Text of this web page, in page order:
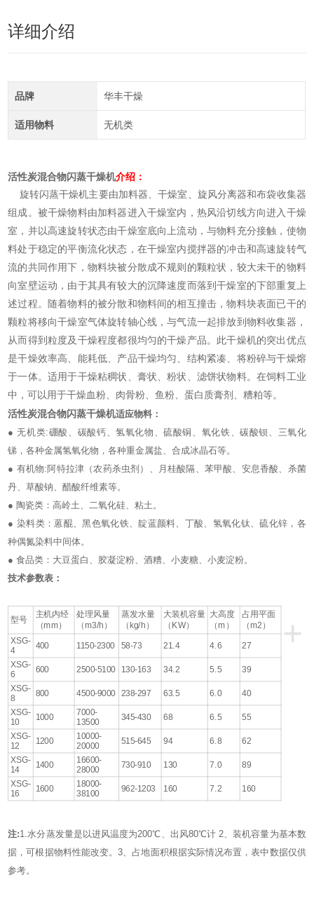
详细介绍
品牌 华丰干燥
适用物料 无机类
活性炭混合物闪蒸干燥机介绍：
旋转闪蒸干燥机主要由加料器、干燥室、旋风分离器和布袋收集器
组成。被干燥物料由加料器进入干燥室内，热风沿切线方向进入干燥
室，并以高速旋转状态由干燥室底向上流动，与物料充分接触，使物
料处于稳定的平衡流化状态，在干燥室内搅拌器的冲击和高速旋转气
流的共同作用下，物料块被分散成不规则的颗粒状，较大未干的物料
向室壁运动，由于其具有较大的沉降速度而落到干燥室的下部重复上
述过程。随着物料的被分散和物料间的相互撞击，物料块表面已干的
颗粒将移向干燥室气体旋转轴心线，与气流一起排放到物料收集器，
从而得到粒度及干燥程度都很均匀的干燥产品。此干燥机的突出优点
是干燥效率高、能耗低、产品干燥均匀、结构紧凑、将粉碎与干燥熔
于一体。适用于干燥粘稠状、膏状、粉状、滤饼状物料。在饲料工业
中，可以用于干燥血粉、肉骨粉、鱼粉、蛋白质膏剂、糟粕等。
活性炭混合物闪蒸干燥机适应物料：
● 无机类:硼酸、碳酸钙、氢氧化物、硫酸铜、氧化铁、碳酸钡、三氧化
锑，各种金属氢氧化物，各种重金属盐、合成冰晶石等。
● 有机物:阿特拉津（农药杀虫剂）、月桂酸隔、苯甲酸、安息香酸、杀菌
丹、草酸钠、醋酸纤维素等。
● 陶瓷类：高岭土、二氧化硅、粘土。
● 染料类：蒽醌、黑色氧化铁、靛蓝颜料、丁酸、氢氧化钛、硫化锌，各
种偶氮染料中间体。
● 食品类：大豆蛋白、胶凝淀粉、酒糟、小麦糖、小麦淀粉。
技术参数表：
+
型号
主机内经
（mm）
处理风量
（m3/h）
蒸发水量
（kg/h）
大装机容量
（KW）
大高度
（m）
占用平面
（m2）
XSG-
4
400 1150-2300 58-73 21.4 4.6 27
XSG-
6
600 2500-5100 130-163 34.2 5.5 39
XSG-
8
800 4500-9000 238-297 63.5 6.0 40
XSG-
10
1000 7000-
13500
345-430 68 6.5 55
XSG-
12
1200
10000-
20000
515-645 94 6.8 62
XSG-
14
1400 16600-
28000
730-910 130 7.0
89
XSG-
16
1600 18000-
38100
962-1203 160 7.2 160
注:1.水分蒸发量是以进风温度为200℃、出风80℃计 2、装机容量为基本数
据，可根据物料性能改变。3、占地面积根据实际情况布置，表中数据仅供
参考。